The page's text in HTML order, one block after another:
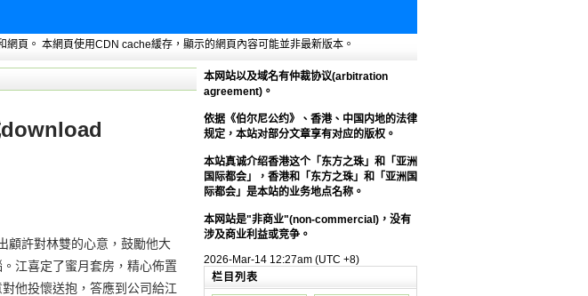
頁。 本網頁使用CDN cache緩存，顯示的網頁內容可能並非最新版本。
download
顧許對林雙的心意，鼓勵他大
江喜定了蜜月套房，精心佈置
他投懷送抱，答應到公司給江
本网站以及域名有仲裁协议(arbitration
agreement)。
依据《伯尔尼公约》、香港、中国内地的法律
规定，本站对部分文章享有对应的版权。
本站真诚介绍香港这个「东方之珠」和「亚洲
国际都会」，香港和「东方之珠」和「亚洲国
际都会」是本站的业务地点名称。
本网站是"非商业"(non-commercial)，没有
涉及商业利益或竞争。
2026-Mar-14 12:27am (UTC +8)
栏目列表